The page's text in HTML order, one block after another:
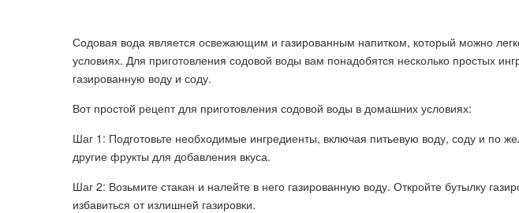
Содовая вода является освежающим и газированным напитком, который можно
условиях. Для приготовления содовой воды вам понадобятся несколько простых
газированную воду и соду.
Вот простой рецепт для приготовления содовой воды в домашних условиях:
Шаг 1: Подготовьте необходимые ингредиенты, включая питьевую воду, соду и по
другие фрукты для добавления вкуса.
Шаг 2: Возьмите стакан и налейте в него газированную воду. Откройте бутылку
избавиться от излишней газировки.